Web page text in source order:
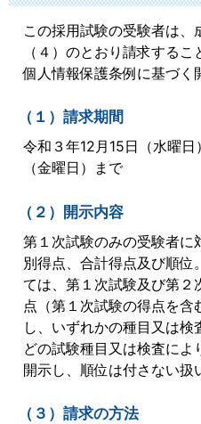
この採用試験の受験者は、
（４）のとおり請求する
個人情報保護条例に基づく
（１）請求期間
令和３年12月15日（水曜
（金曜日）まで
（２）開示内容
第１次試験のみの受験者に
別得点、合計得点及び順位
ては、第１次試験及び第２
点（第１次試験の得点を
し、いずれかの種目又は検
どの試験種目又は検査によ
開示し、順位は付さない扱
（３）請求の方法